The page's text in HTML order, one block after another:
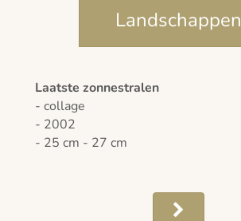
Landschappen
Laatste zonnestralen
- collage
- 2002
- 25 cm - 27 cm